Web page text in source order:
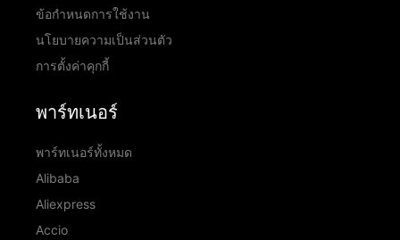
ข้อกำหนดการใช้งาน
นโยบายความเป็นส่วนตัว
การตั้งค่าคุกกี้
พาร์ทเนอร์
พาร์ทเนอร์ทั้งหมด
Alibaba
Aliexpress
Accio